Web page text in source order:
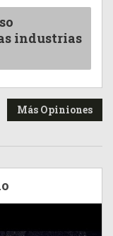
industrias
Más Opiniones